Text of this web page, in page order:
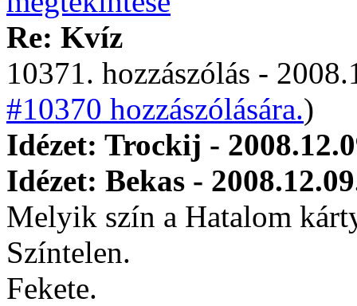
Re: Kvíz
10371. hozzászólás -
#10370 hozzászólására.)
Idézet: Trockij -
Idézet: Bekas -
Melyik szín a Hatalom
Színtelen.
Fekete.